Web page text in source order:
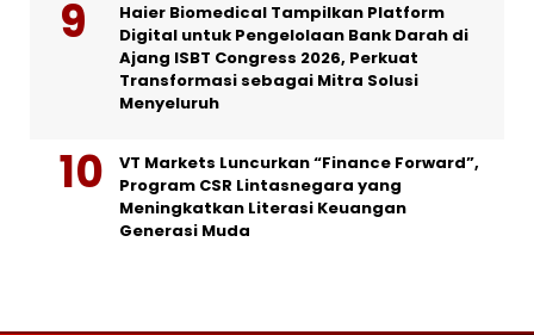
Haier Biomedical Tampilkan Platform
Digital untuk Pengelolaan Bank Darah di
Ajang ISBT Congress 2026, Perkuat
Transformasi sebagai Mitra Solusi
Menyeluruh
VT Markets Luncurkan “Finance Forward”,
Program CSR Lintasnegara yang
Meningkatkan Literasi Keuangan
Generasi Muda